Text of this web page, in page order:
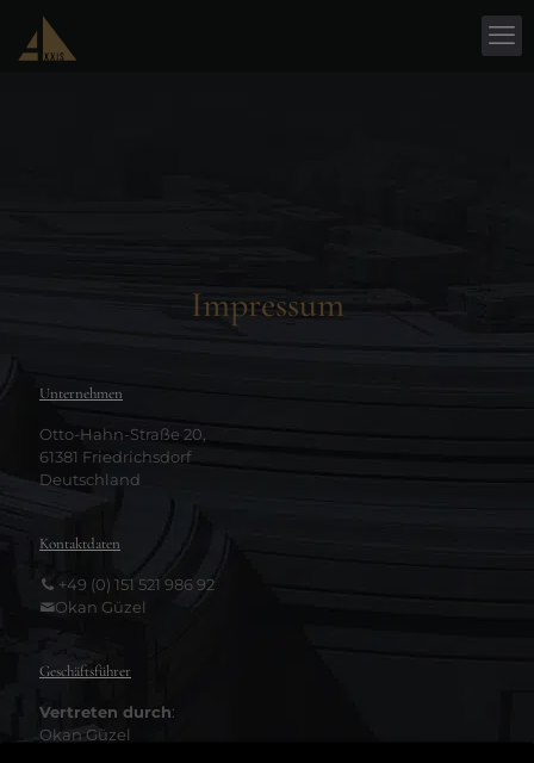
Impressum
Unternehmen
Otto-Hahn-Straße 20,
61381 Friedrichsdorf
Deutschland
Kontaktdaten
+49 (0) 151 521 986 92
Okan Güzel
Geschäftsführer
Vertreten durch:
Okan Güzel